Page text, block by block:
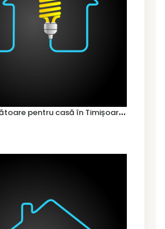
P
rize și întrerupătoare pentru casă în Timișoara – cum alegi variantele potrivite